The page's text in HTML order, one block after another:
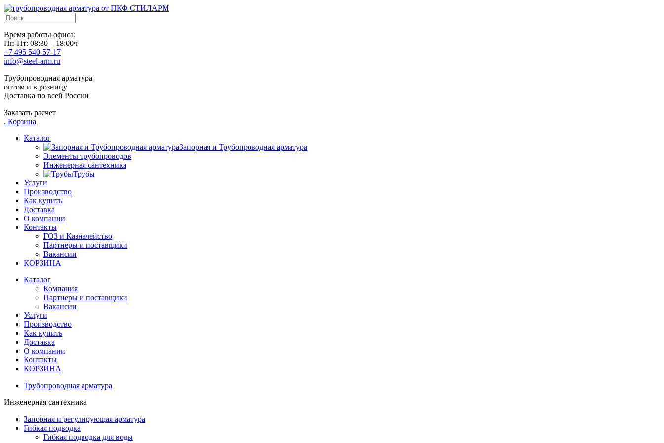
Время работы офиса:
Пн-Пт: 08:30 – 18:00ч
+7 495 540-57-17
info@steel-arm.ru
Трубопроводная арматура
оптом и в розницу
Доставка по всей России
Заказать расчет
. Корзина
Каталог
Запорная и Трубопроводная арматура
Элементы трубопроводов
Инженерная сантехника
Трубы
Услуги
Производство
Как купить
Доставка
О компании
Контакты
ГОЗ и Казначейство
Партнеры и поставщики
Вакансии
КОРЗИНА
Каталог
Компания
Партнеры и поставщики
Вакансии
Услуги
Производство
Как купить
Доставка
О компании
Контакты
КОРЗИНА
Трубопроводная арматура
Инженерная сантехника
Запорная и регулирующая арматура
Гибкая подводка
Гибкая подводка для воды